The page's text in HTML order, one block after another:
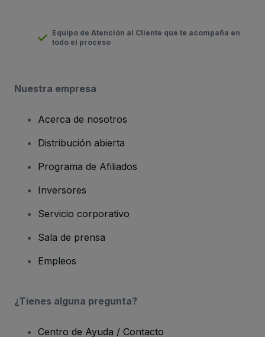
Equipo de Atención al Cliente que te acompaña en
todo el proceso
Nuestra empresa
Acerca de nosotros
Distribución abierta
Programa de Afiliados
Inversores
Servicio corporativo
Sala de prensa
Empleos
¿Tienes alguna pregunta?
Centro de Ayuda / Contacto